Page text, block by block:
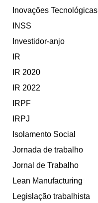
Inovações Tecnológicas
INSS
Investidor-anjo
IR
IR 2020
IR 2022
IRPF
IRPJ
Isolamento Social
Jornada de trabalho
Jornal de Trabalho
Lean Manufacturing
Legislação trabalhista